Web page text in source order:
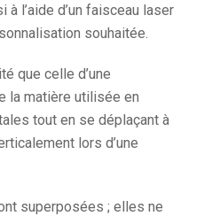
l’aide d’un faisceau laser
souhaitée.
que celle d’une
la matière utilisée en
tout en se déplaçant à
lors d’une
superposées ; elles ne